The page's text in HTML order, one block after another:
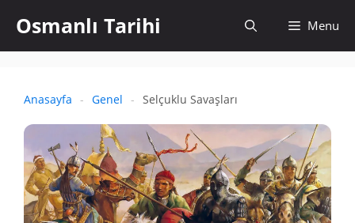
atlaOsmanlı Tarihi Menu
Aramayı
Anasayfa - Genel - Selçuklu Savaşları